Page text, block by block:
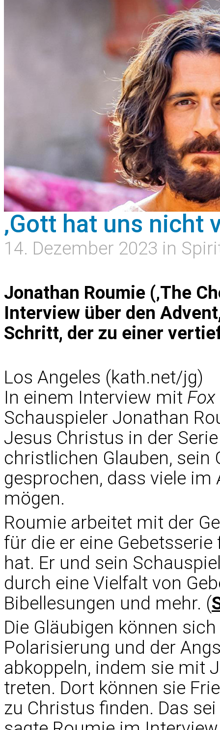
‚Gott hat uns nicht
14. Dezember 2023 in
Jonathan Roumie (‚The
Interview über den
Schritt, der zu einer
Los Angeles (kath.net/jg)
In einem Interview mit
Schauspieler Jonathan
Jesus Christus in der
christlichen Glauben, sein
gesprochen, dass viele im
mögen.
Roumie arbeitet mit der
für die er eine
hat. Er und sein
durch eine Vielfalt von
Bibellesungen und mehr. (
Die Gläubigen können
Polarisierung und der
abkoppeln, indem sie mit
treten. Dort können sie
zu Christus finden. Das